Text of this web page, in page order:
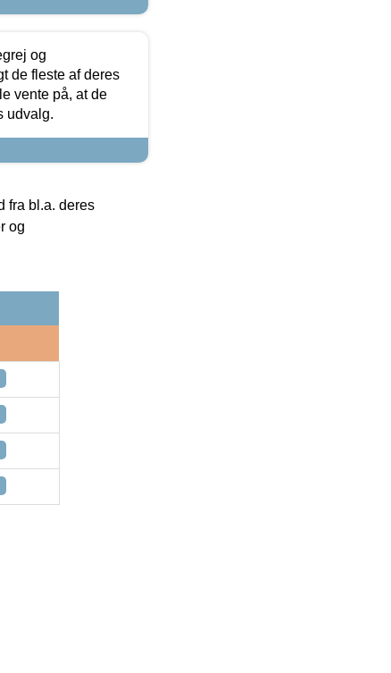
og
de fleste af deres
vente på, at de
udvalg.
fra bl.a. deres
og